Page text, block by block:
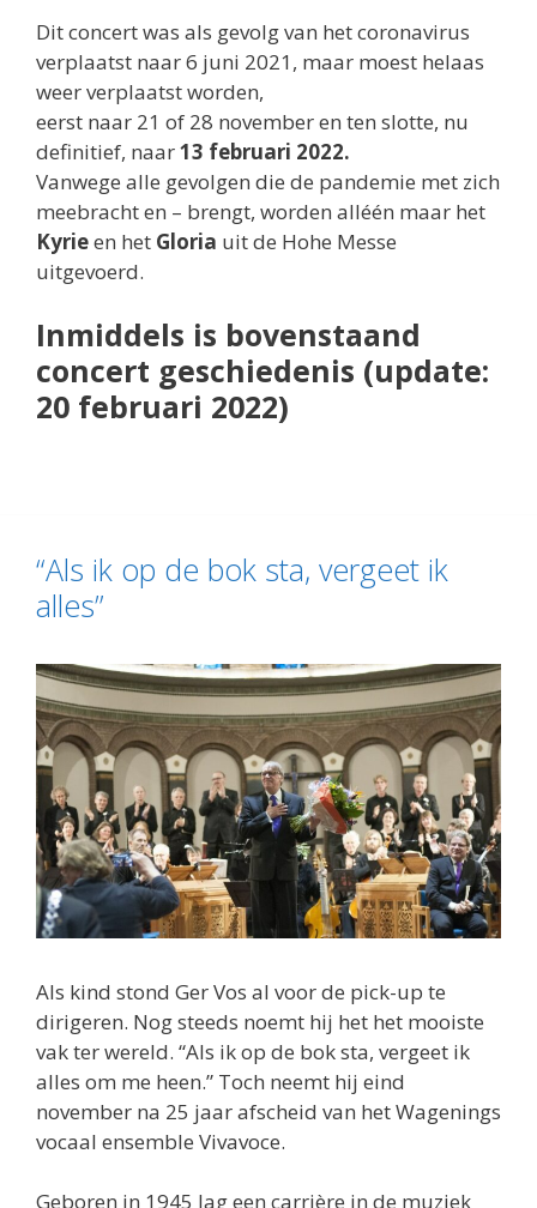
Dit concert was als gevolg van het coronavirus
verplaatst naar 6 juni 2021, maar moest helaas
weer verplaatst worden,
eerst naar 21 of 28 november en ten slotte, nu
definitief, naar13 februari 2022.
Vanwege alle gevolgen die de pandemie met zich
meebracht en – brengt, worden alléén maar het
Kyrieen het Gloria uit de Hohe Messe
uitgevoerd.
Inmiddels is bovenstaand
concert geschiedenis (update:
20 februari 2022)
“Als ik op de bok sta, vergeet ik
alles”
Als kind stond Ger Vos al voor de pick-up te
dirigeren. Nog steeds noemt hij het het mooiste
vak ter wereld. “Als ik op de bok sta, vergeet ik
alles om me heen.” Toch neemt hij eind
november na 25 jaar afscheid van het Wagenings
vocaal ensemble Vivavoce.
Geboren in 1945 lag een carrière in de muziek